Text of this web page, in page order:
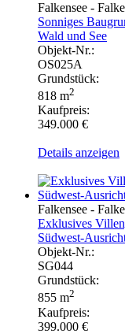
Falkensee -
Sonniges
Wald und See
Objekt-Nr.:
OS025A
Grundstück:
818 m2
Kaufpreis:
349.000 €
Details anzeigen
Falkensee -
Exklusives
Südwest-
Objekt-Nr.:
SG044
Grundstück:
855 m2
Kaufpreis:
399.000 €